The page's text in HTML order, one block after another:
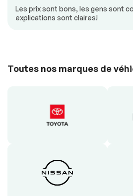
Les prix sont bons, les gens sont
explications sont claires!
Toutes nos marques de